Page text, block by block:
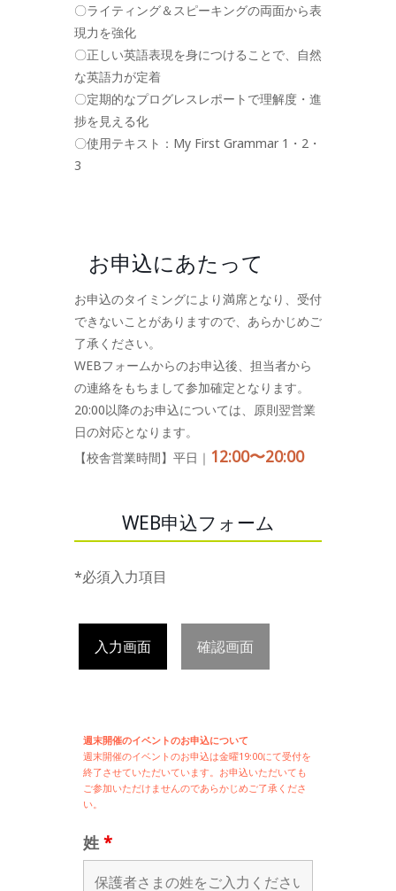
〇ライティング＆スピーキングの両面から表
現力を強化
〇正しい英語表現を身につけることで、自然
な英語力が定着
〇定期的なプログレスレポートで理解度・進
捗を見える化
〇使用テキスト：My First Grammar 1・2・
3
お申込にあたって
お申込のタイミングにより満席となり、受付
できないことがありますので、あらかじめご
了承ください。
WEBフォームからのお申込後、担当者から
の連絡をもちまして参加確定となります。
20:00以降のお申込については、原則翌営業
日の対応となります。
【校舎営業時間】平日｜ 12:00〜20:00
WEB申込フォーム
*必須入力項目
入力画面 確認画面
週末開催のイベントのお申込について
週末開催のイベントのお申込は金曜19:00にて受付を
終了させていただいています。お申込いただいても
ご参加いただけませんのであらかじめご了承くださ
い。
姓 *